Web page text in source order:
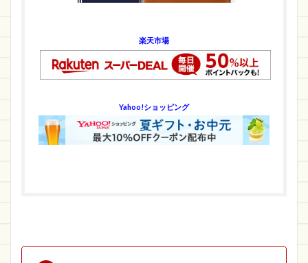
楽天市場
Yahoo!ショッピング